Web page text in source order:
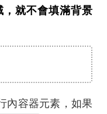
就不會填滿背景
內容器元素，如果